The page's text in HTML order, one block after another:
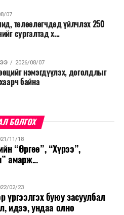
07
төлөөлөгчдөд үйлчлэх 250
сургалтад х...
2026/08/07
нэмэгдүүлэх, доголдлыг
байна
БОЛГОХ
11/18
“Өргөө”, “Хүрээ”,
амарж...
02/23
үргээлгэх буюу засуулбал
идээ, ундаа олно